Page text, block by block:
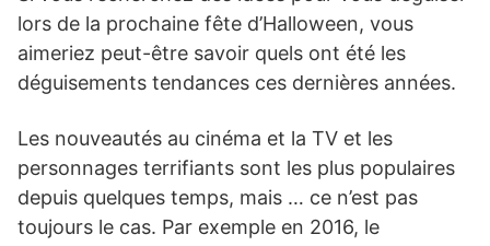
lors de la prochaine fête d’Halloween, vous
aimeriez peut-être savoir quels ont été les
déguisements tendances ces dernières années.
Les nouveautés au cinéma et la TV et les
personnages terrifiants sont les plus populaires
depuis quelques temps, mais … ce n’est pas
toujours le cas. Par exemple en 2016, le